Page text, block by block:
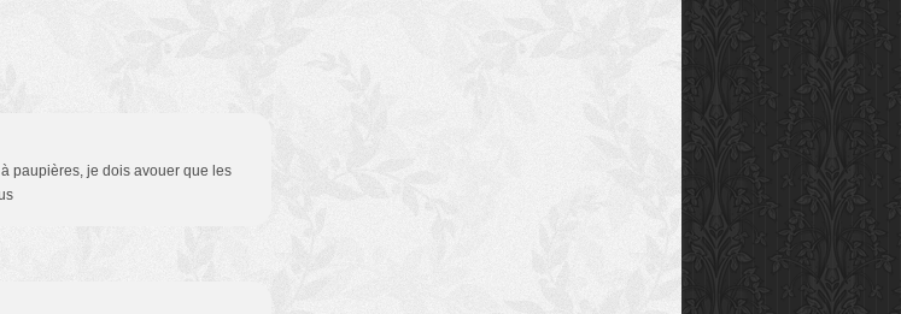
paupières, je dois avouer que les